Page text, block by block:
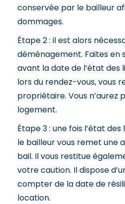
conservée par le bailleur
dommages.
Étape 2 : il est alors
déménagement. Faites en
avant la date de l’état des
lors du rendez-vous, vous
propriétaire. Vous n’aurez
logement.
Étape 3 : une fois l’état
le bailleur vous remet une
bail. Il vous restitue
votre caution. Il dispose
compter de la date de
location.